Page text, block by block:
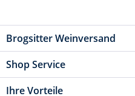
Brogsitter Weinversand
Shop Service
Ihre Vorteile